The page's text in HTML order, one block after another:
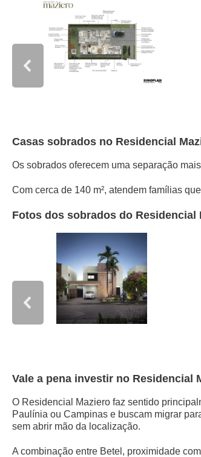
Casas sobrados no Residencial
Os sobrados oferecem uma separação
Com cerca de 140 m², atendem famílias
Fotos dos sobrados do Residencial
Vale a pena investir no Residencial
O Residencial Maziero faz sentido
Paulínia ou Campinas e buscam migrar
sem abrir mão da localização.
A combinação entre Betel, proximidade